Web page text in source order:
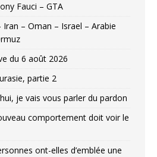
Fauci – GTA
Iran – Oman – Israel – Arabie
du 6 août 2026
partie 2
je vais vous parler du pardon
comportement doit voir le
ont-elles d’emblée une